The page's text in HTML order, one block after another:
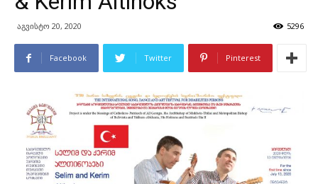
აგვისტო 20, 2020 5296
Facebook Twitter Pinterest